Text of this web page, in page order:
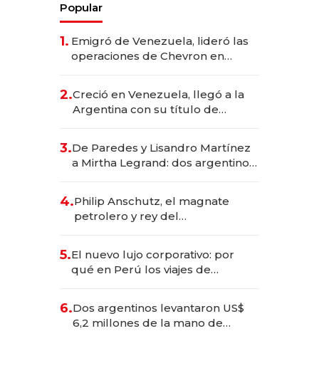
Popular
1. Emigró de Venezuela, lideró las
operaciones de Chevron en
2.Creció en Venezuela, llegó a la
Argentina con su título de
las marcas "fast premium"
3.De Paredes y Lisandro Martínez
a Mirtha Legrand: dos argentinos
4.Philip Anschutz, el magnate
petrolero y rey del
Fénix
5.El nuevo lujo corporativo: por
qué en Perú los viajes de
para convertirse en experiencias
transformadoras
6.Dos argentinos levantaron US$
6,2 millones de la mano de